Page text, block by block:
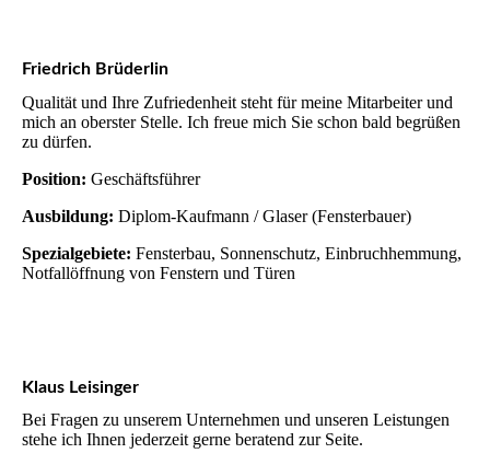
Friedrich Brüderlin
Qualität und Ihre Zufriedenheit steht für meine Mitarbeiter und
mich an oberster Stelle. Ich freue mich Sie schon bald begrüßen
zu dürfen.
Position: Geschäftsführer
Ausbildung: Diplom-Kaufmann / Glaser (Fensterbauer)
Spezialgebiete: Fensterbau, Sonnenschutz, Einbruchhemmung,
Notfallöffnung von Fenstern und Türen
Klaus Leisinger
Bei Fragen zu unserem Unternehmen und unseren Leistungen
stehe ich Ihnen jederzeit gerne beratend zur Seite.